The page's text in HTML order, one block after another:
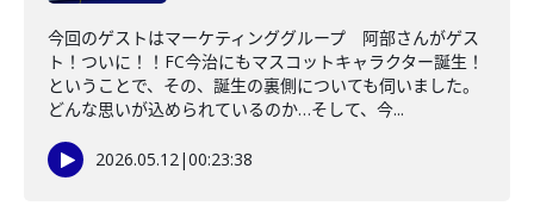
今回のゲストはマーケティンググループ 阿部さんがゲス
ト！ついに！！FC今治にもマスコットキャラクター誕生！
ということで、その、誕生の裏側についても伺いました。
どんな思いが込められているのか…そして、今...
2026.05.12|00:23:38